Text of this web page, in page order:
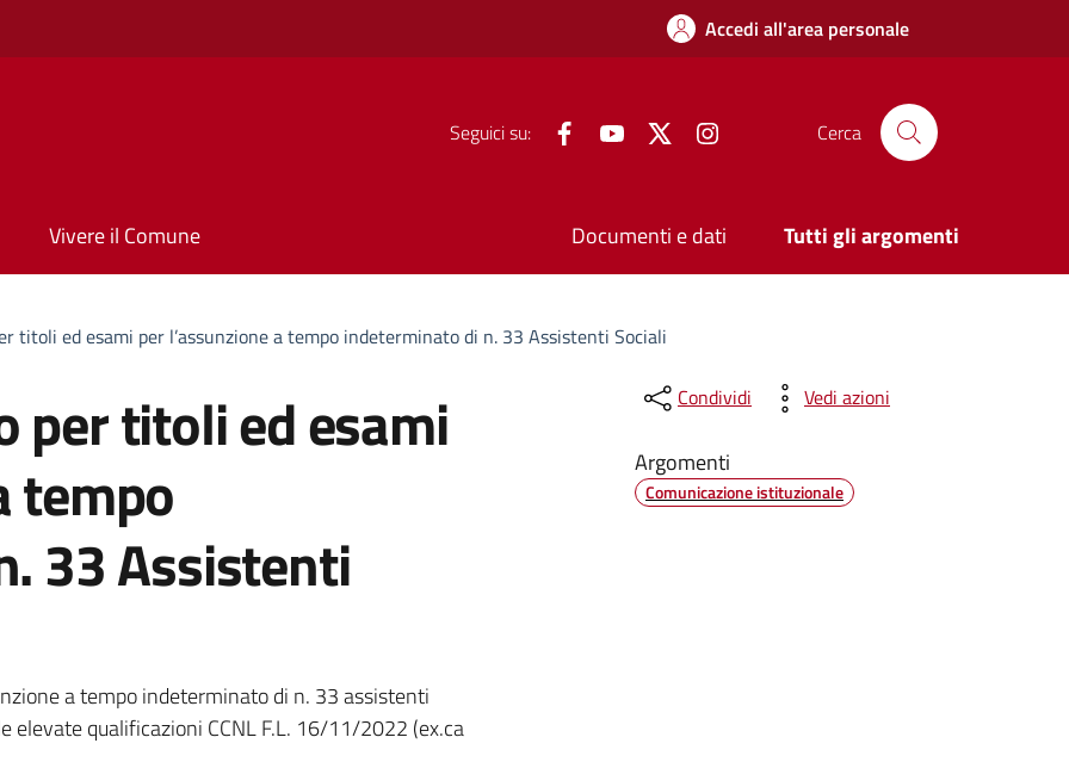
Accedi all'area personale
Seguici su: FacebookYouTube Twitter Cerca
Vivere il Comune Documenti e dati Tutti gli argomenti
titoli ed esami per l’assunzione a tempo indeterminato di n. 33 Assistenti Sociali
per titoli ed esami
tempo
33 Assistenti
a tempo indeterminato di n. 33 assistenti
elevate qualificazioni CCNL F.L. 16/11/2022 (ex.ca
Condividi Vedi azioni
Argomenti
Comunicazione istituzionale